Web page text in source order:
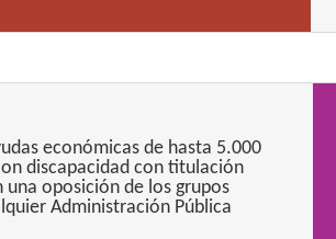
económicas de hasta 5.000
discapacidad con titulación
oposición de los grupos
Administración Pública